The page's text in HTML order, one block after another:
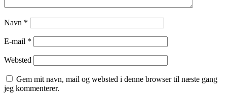
Navn *
E-mail *
Websted
Gem mit navn, mail og websted i denne browser til næste gang
jeg kommenterer.